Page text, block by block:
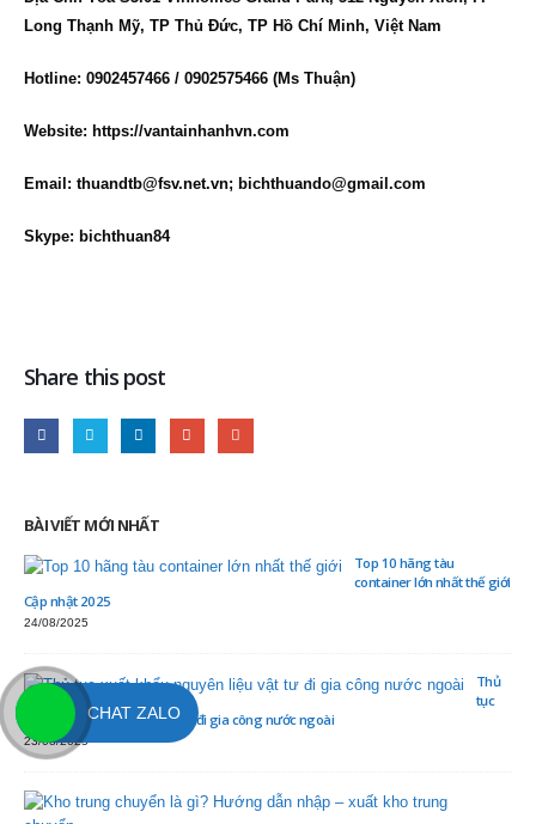
Long Thạnh Mỹ, TP Thủ Đức, TP Hồ Chí Minh, Việt Nam
Hotline: 0902457466 / 0902575466 (Ms Thuận)
Website: https://vantainhanhvn.com
Email: thuandtb@fsv.net.vn; bichthuando@gmail.com
Skype: bichthuan84
Share this post
BÀI VIẾT MỚI NHẤT
Top 10 hãng tàu
container lớn nhất thế giới
Cập nhật 2025
24/08/2025
Thủ
tục
xuất khẩu nguyên liệu vật tư đi gia công nước ngoài
23/08/2025
CHAT ZALO